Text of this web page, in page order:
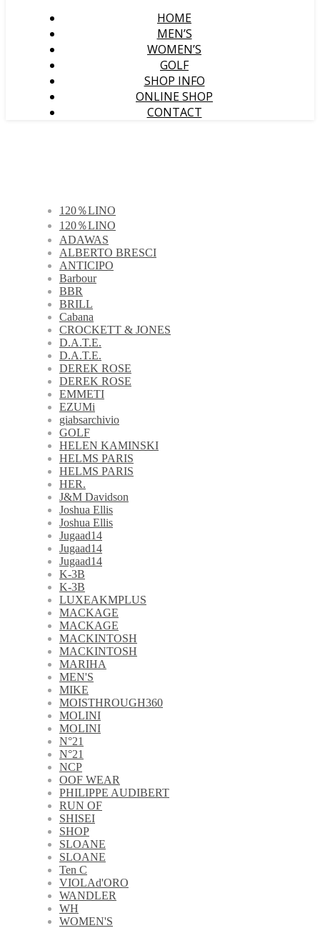
HOME
MEN’S
WOMEN’S
GOLF
SHOP INFO
ONLINE SHOP
CONTACT
120％LINO
120％LINO
ADAWAS
ALBERTO BRESCI
ANTICIPO
Barbour
BBR
BRILL
Cabana
CROCKETT & JONES
D.A.T.E.
D.A.T.E.
DEREK ROSE
DEREK ROSE
EMMETI
EZUMi
giabsarchivio
GOLF
HELEN KAMINSKI
HELMS PARIS
HELMS PARIS
HER.
J&M Davidson
Joshua Ellis
Joshua Ellis
Jugaad14
Jugaad14
Jugaad14
K-3B
K-3B
LUXEAKMPLUS
MACKAGE
MACKAGE
MACKINTOSH
MACKINTOSH
MARIHA
MEN'S
MIKE
MOISTHROUGH360
MOLINI
MOLINI
N°21
N°21
NCP
OOF WEAR
PHILIPPE AUDIBERT
RUN OF
SHISEI
SHOP
SLOANE
SLOANE
Ten C
VIOLAd'ORO
WANDLER
WH
WOMEN'S